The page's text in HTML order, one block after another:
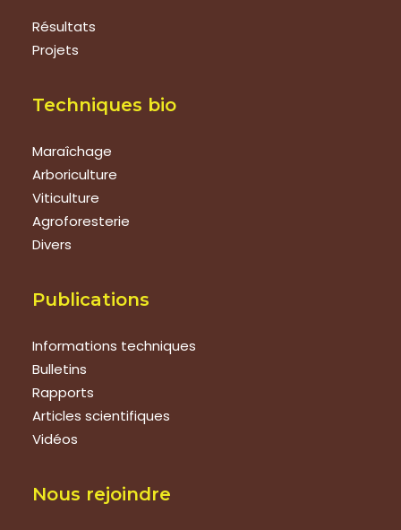
Résultats
Projets
Techniques bio
Maraîchage
Arboriculture
Viticulture
Agroforesterie
Divers
Publications
Informations techniques
Bulletins
Rapports
Articles scientifiques
Vidéos
Nous rejoindre